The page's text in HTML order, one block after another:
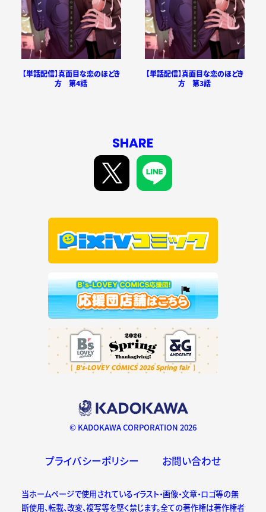
【単話配信】真面目な恋のほどき
方 第4話
【単話配信】真面目な恋のほどき
方 第3話
SHARE
© KADOKAWA CORPORATION 2026
プライバシーポリシー お問い合わせ
当ホームページで使用されているイラスト・画像・文章・ロゴ等の無
断使用、転載、改変、複写等を堅く禁じます。全ての著作権は著作権者